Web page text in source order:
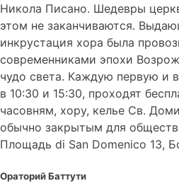
Никола Писано. Шедевры
этом не заканчиваются.
инкрустация хора была
современниками эпохи
чудо света. Каждую первую и
в 10:30 и 15:30, проходят
часовням, хору, келье Св.
обычно закрытым для
Площадь di San Domenico 13,
Ораторий Баттути